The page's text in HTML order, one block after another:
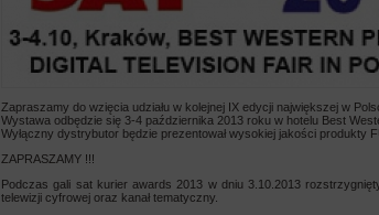
Zapraszamy do wzięcia udziału w kolejnej IX edycji największej w
Wystawa odbędzie się 3-4 października 2013 roku w hotelu Best
Wyłączny dystrybutor będzie prezentował wysokiej jakości produkty
ZAPRASZAMY !!!
Podczas gali sat kurier awards 2013 w dniu 3.10.2013
telewizji cyfrowej oraz kanał tematyczny.